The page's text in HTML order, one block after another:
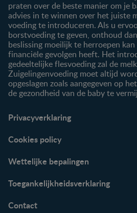
praten over de beste manier om je
advies in te winnen over het juiste
voeding te introduceren. Als u
borstvoeding te geven, onthoud
beslissing moeilijk te herroepen
financiële gevolgen heeft. Het
gedeeltelijke flesvoeding zal de
Zuigelingenvoeding moet altijd
opgeslagen zoals aangegeven op
de gezondheid van de baby te
Privacyverklaring
Cookies policy
Wettelijke bepalingen
Toegankelijkheidsverklaring
Contact